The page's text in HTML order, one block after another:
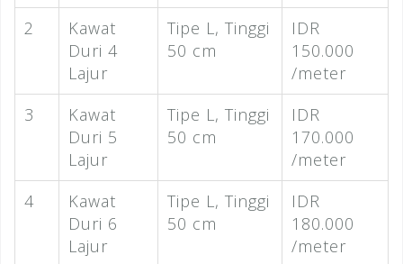
2
Kawat
Duri 4
Lajur
Tipe L, Tinggi
50 cm
IDR
150.000
/meter
3
Kawat
Duri 5
Lajur
Tipe L, Tinggi
50 cm
IDR
170.000
/meter
4
Kawat
Duri 6
Lajur
Tipe L, Tinggi
50 cm
IDR
180.000
/meter